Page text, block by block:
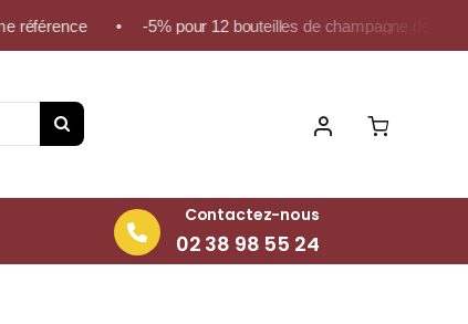
• -5% pour 12 bouteilles de champagne de la même
Contactez-nous
02 38 98 55 24